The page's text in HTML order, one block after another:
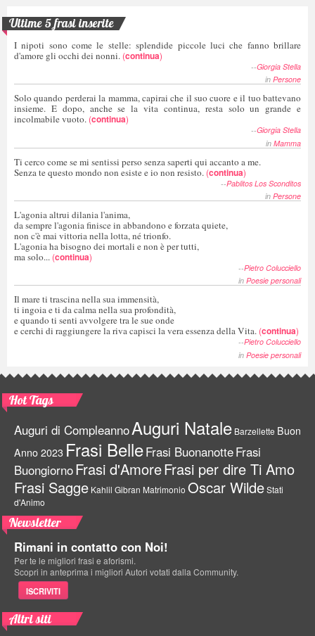
Ultime 5 frasi inserite
I nipoti sono come le stelle: splendide piccole luci che fanno brillare
d'amore gli occhi dei nonni. (continua)
--Giorgia Stella
in Persone
Solo quando perderai la mamma, capirai che il suo cuore e il tuo battevano
insieme. E dopo, anche se la vita continua, resta solo un grande e
incolmabile vuoto. (continua)
--Giorgia Stella
in Mamma
Ti cerco come se mi sentissi perso senza saperti qui accanto a me.
Senza te questo mondo non esiste e io non resisto. (continua)
--Pablitos Los Sconditos
in Persone
L'agonia altrui dilania l'anima,
da sempre l'agonia finisce in abbandono e forzata quiete,
non c'è mai vittoria nella lotta, né trionfo.
L'agonia ha bisogno dei mortali e non è per tutti,
ma solo... (continua)
--Pietro Colucciello
in Poesie personali
Il mare ti trascina nella sua immensità,
ti ingoia e ti da calma nella sua profondità,
e quando ti senti avvolgere tra le sue onde
e cerchi di raggiungere la riva capisci la vera essenza della Vita. (continua)
--Pietro Colucciello
in Poesie personali
Hot Tags
Auguri di CompleannoAuguri Natale Barzellette Buon
Anno 2023 Frasi BelleFrasi BuonanotteFrasi
BuongiornoFrasi d'AmoreFrasi per dire Ti Amo
Frasi Sagge Kahlil Gibran Matrimonio Oscar WildeStati
d'Animo
Newsletter
Rimani in contatto con Noi!
Per te le migliori frasi e aforismi.
Scopri in anteprima i migliori Autori votati dalla Community.
ISCRIVITI
Altri siti